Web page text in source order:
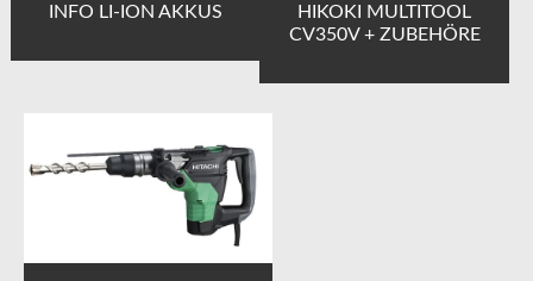
INFO LI-ION AKKUS
HIKOKI MULTITOOL
CV350V + ZUBEHÖRE